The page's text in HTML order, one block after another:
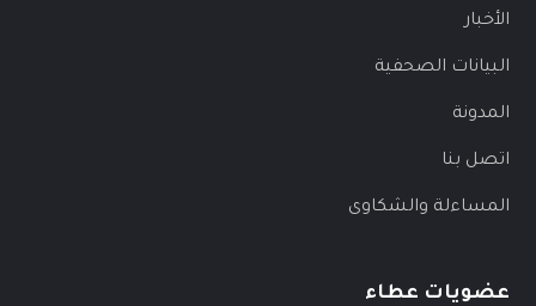
الأخبار
البيانات الصحفية
المدونة
اتصل بنا
المساءلة والشكاوى
عضويات عطاء